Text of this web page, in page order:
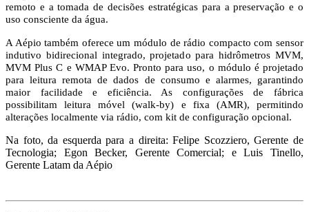
remoto e a tomada de decisões estratégicas para a preservação e o
uso consciente da água.
A Aépio também oferece um módulo de rádio compacto com sensor
indutivo bidirecional integrado, projetado para hidrômetros MVM,
MVM Plus C e WMAP Evo. Pronto para uso, o módulo é projetado
para leitura remota de dados de consumo e alarmes, garantindo
maior facilidade e eficiência. As configurações de fábrica
possibilitam leitura móvel (walk-by) e fixa (AMR), permitindo
alterações localmente via rádio, com kit de configuração opcional.
Na foto, da esquerda para a direita: Felipe Scozziero, Gerente de
Tecnologia; Egon Becker, Gerente Comercial; e Luis Tinello,
Gerente Latam da Aépio